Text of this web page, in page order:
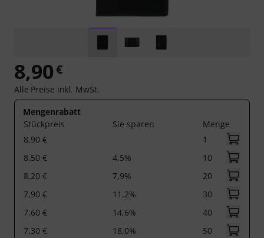
8,90€
Alle Preise inkl. MwSt.
Mengenrabatt
Stückpreis
Sie sparen
Menge
8,90 €
1
8,50 €
4,5%
10
8,20 €
7,9%
20
7,90 €
11,2%
30
7,60 €
14,6%
40
7,30 €
18,0%
50